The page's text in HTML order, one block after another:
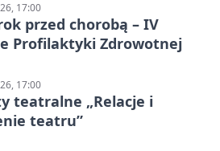
17:00
przed chorobą – IV
Profilaktyki Zdrowotnej
17:00
teatralne „Relacje i
teatru”